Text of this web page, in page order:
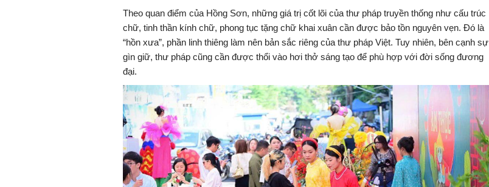
Theo quan điểm của Hồng Sơn, những giá trị cốt lõi của thư pháp truyền thống như cấu trúc
chữ, tinh thần kính chữ, phong tục tặng chữ khai xuân cần được bảo tồn nguyên vẹn. Đó là
“hồn xưa”, phần linh thiêng làm nên bản sắc riêng của thư pháp Việt. Tuy nhiên, bên cạnh sự
gìn giữ, thư pháp cũng cần được thổi vào hơi thở sáng tạo để phù hợp với đời sống đương
đại.